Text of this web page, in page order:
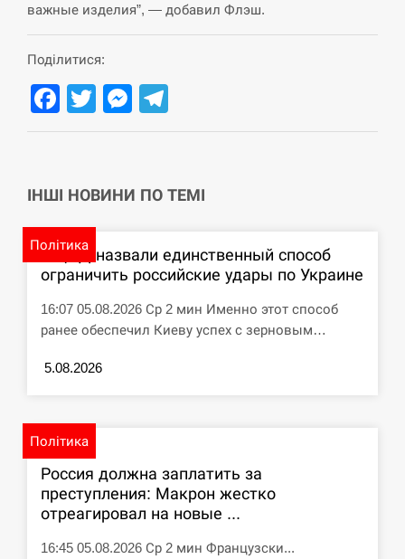
Под огнем “Эпицентр”, ROZETKA и “Новая
почта”: что известно об…
СЕРПЕНЬ
левиці
СЕРПЕНЬ
11:23
Россияне ударили “Бардеролями” по Харькову,
есть пострадавшие
ЩЕ...
важные изделия”, — добавил Флэш.
Поділитися:
Facebook
TwitterMessenger
ІНШІ НОВИНИ ПО ТЕМІ
Політика
В ЦПД назвали единственный способ
ограничить российские удары по Украине
16:07 05.08.2026 Ср 2 мин Именно этот способ
ранее обеспечил Киеву успех с зерновым…
5.08.2026
Політика
Россия должна заплатить за
преступления: Макрон жестко
отреагировал на новые ...
16:45 05.08.2026 Ср 2 мин Французски...